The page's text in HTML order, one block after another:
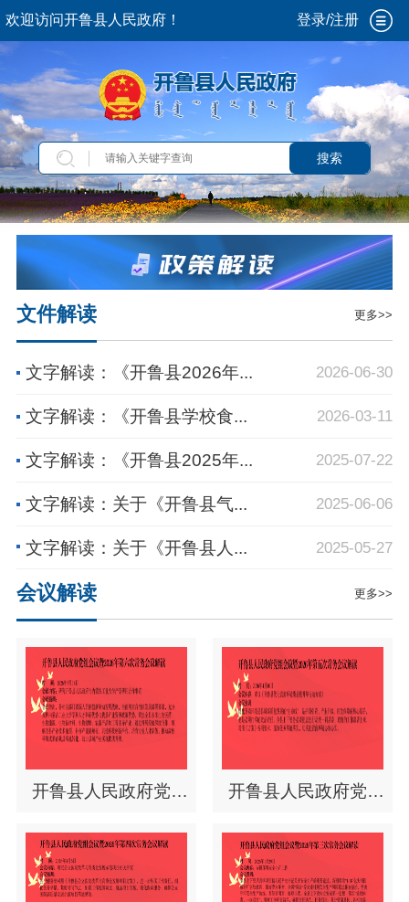
欢迎访问开鲁县人民政府！ 登录/注册
搜索
文件解读 更多>>
文字解读：《开鲁县2026年... 2026-06-30
文字解读：《开鲁县学校食... 2026-03-11
文字解读：《开鲁县2025年... 2025-07-22
文字解读：关于《开鲁县气... 2025-06-06
文字解读：关于《开鲁县人... 2025-05-27
会议解读 更多>>
开鲁县人民政府党组
会议暨2026年第六次
常务会...
开鲁县人民政府党组
会议暨2026年第五次
常务会议